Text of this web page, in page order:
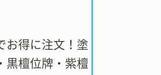
お得に注文！塗
黒檀位牌・紫檀